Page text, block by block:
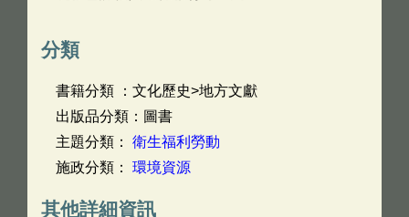
分類
書籍分類 ：文化歷史>地方文獻
出版品分類：圖書
主題分類： 衛生福利勞動
施政分類： 環境資源
其他詳細資訊